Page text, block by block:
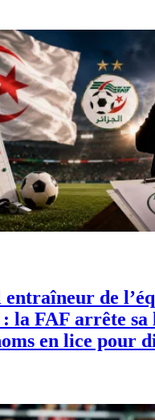
entraîneur de
la FAF arrête sa
en lice pour